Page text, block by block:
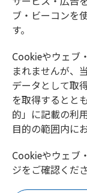
ブ・ビーコンを
す。
Cookieやウェブ
まれませんが、
データとして取
を取得するとと
的」に記載の利
目的の範囲内に
Cookieやウェブ
ジをご確認くださ